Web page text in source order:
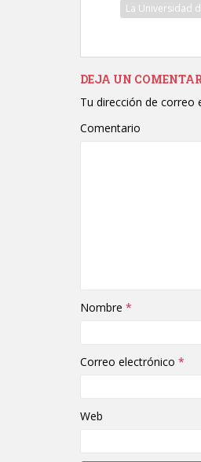
La Universidad
DEJA UN
Tu dirección de correo
Comentario
Nombre *
Correo electrónico *
Web